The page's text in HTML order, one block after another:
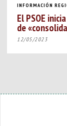
INFORMACIÓN
El PSOE
de
12/05/2023